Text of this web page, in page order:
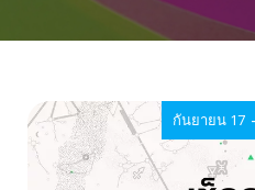
กันยายน 17 -